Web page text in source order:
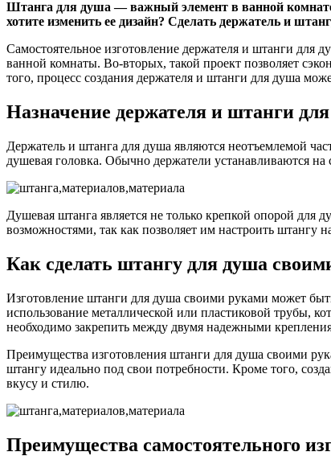
Штанга для душа — важный элемент в ванной
хотите изменить ее дизайн? Сделать держатель и
Самостоятельное изготовление держателя и штанги
ванной комнаты. Во-вторых, такой проект позволяет
того, процесс создания держателя и штанги для душа
Назначение держателя и штанги
Держатель и штанга для душа являются неотъемлемой
душевая головка. Обычно держатели устанавливаются
Душевая штанга является не только крепкой опорой для
возможностями, так как позволяет им настроить штангу
Как сделать штангу для душа
Изготовление штанги для душа своими руками может
использование металлической или пластиковой трубы,
необходимо закрепить между двумя надежными
Преимущества изготовления штанги для душа своими
штангу идеально под свои потребности. Кроме того,
вкусу и стилю.
Преимущества самостоятельного